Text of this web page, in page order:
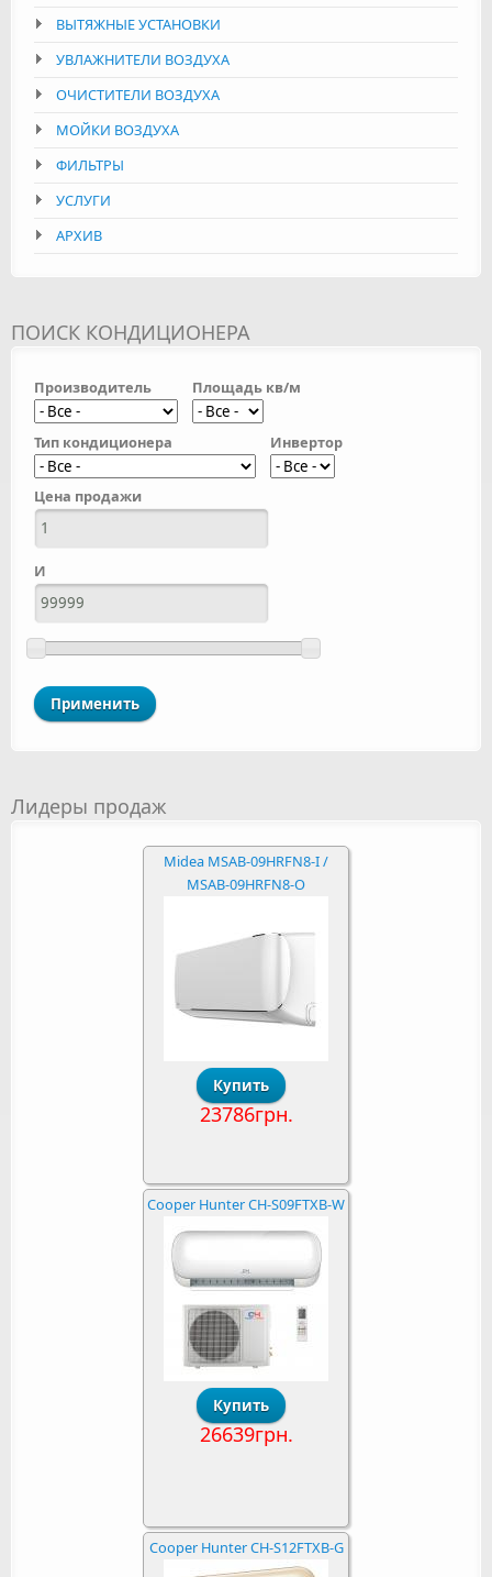
ВЫТЯЖНЫЕ УСТАНОВКИ
УВЛАЖНИТЕЛИ ВОЗДУХА
ОЧИСТИТЕЛИ ВОЗДУХА
МОЙКИ ВОЗДУХА
ФИЛЬТРЫ
УСЛУГИ
АРХИВ
ПОИСК КОНДИЦИОНЕРА
Производитель Площадь кв/м
Тип кондиционера Инвертор
Цена продажи
И
Лидеры продаж
Midea MSAB-09HRFN8-I /
MSAB-09HRFN8-O
23786грн.
Cooper Hunter CH-S09FTXB-W
26639грн.
Cooper Hunter CH-S12FTXB-G